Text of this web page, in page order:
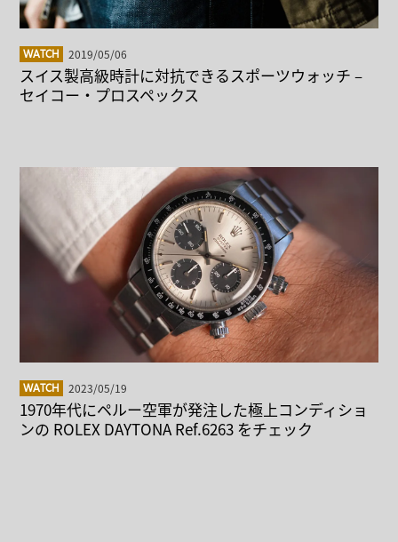
WATCH 2019/05/06
スイス製高級時計に対抗できるスポーツウォッチ –
セイコー・プロスペックス
WATCH 2023/05/19
1970年代にペルー空軍が発注した極上コンディショ
ンの ROLEX DAYTONA Ref.6263 をチェック